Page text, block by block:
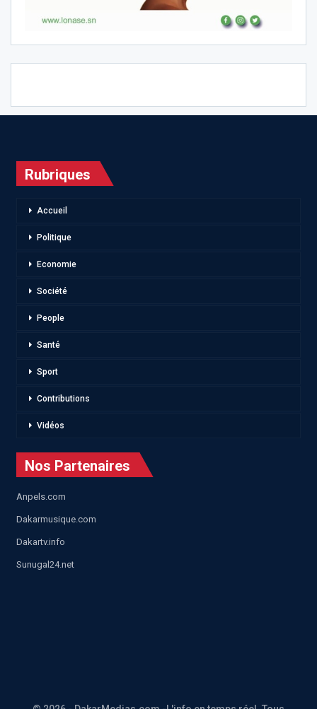
Rubriques
Accueil
Politique
Economie
Société
People
Santé
Sport
Contributions
Vidéos
Nos Partenaires
Anpels.com
Dakarmusique.com
Dakartv.info
Sunugal24.net